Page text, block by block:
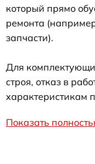
который прямо
ремонта
запчасти).
Для
строя, отказ в
характеристикам
Показать